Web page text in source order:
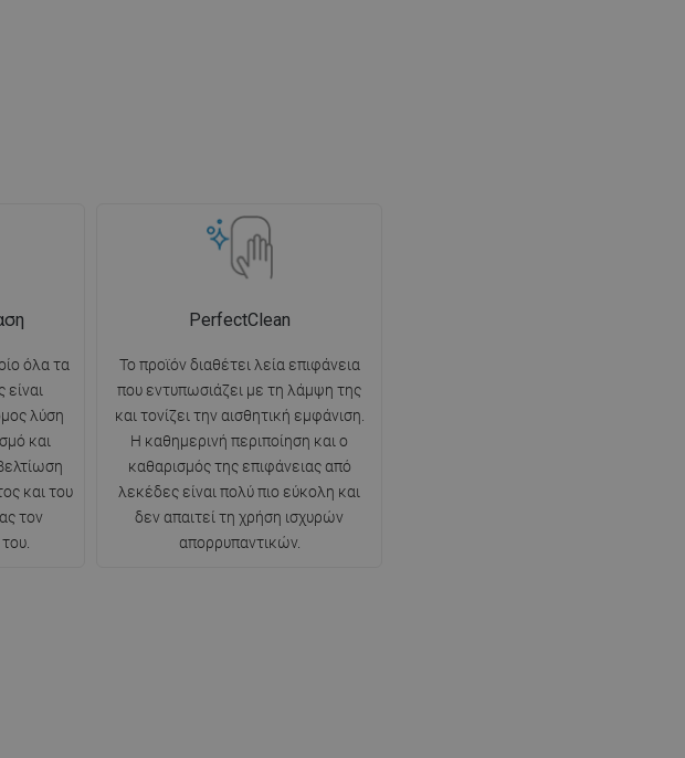
όλα τα
είναι
λύση
και
και του
τον
PerfectClean
Το προϊόν διαθέτει λεία επιφάνεια
που εντυπωσιάζει με τη λάμψη της
και τονίζει την αισθητική εμφάνιση.
Η καθημερινή περιποίηση και ο
καθαρισμός της επιφάνειας από
λεκέδες είναι πολύ πιο εύκολη και
δεν απαιτεί τη χρήση ισχυρών
απορρυπαντικών.